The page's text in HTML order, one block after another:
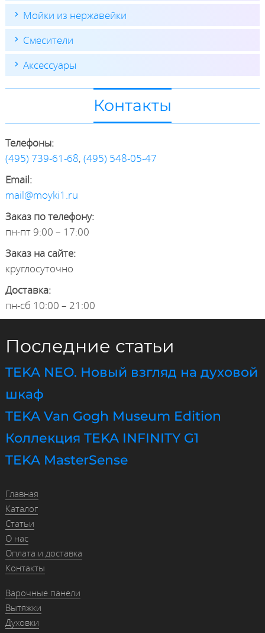
Мойки из нержавейки
Смесители
Аксессуары
Контакты
Телефоны:
(495) 739-61-68, (495) 548-05-47
Email:
mail@moyki1.ru
Заказ по телефону:
пн-пт 9:00 – 17:00
Заказ на сайте:
круглосуточно
Доставка:
пн-сб 10:00 – 21:00
Последние статьи
TEKA NEO. Новый взгляд на духовой
шкаф
TEKA Van Gogh Museum Edition
Коллекция TEKA INFINITY G1
TEKA MasterSense
Главная
Каталог
Статьи
О нас
Оплата и доставка
Контакты
Варочные панели
Вытяжки
Духовки